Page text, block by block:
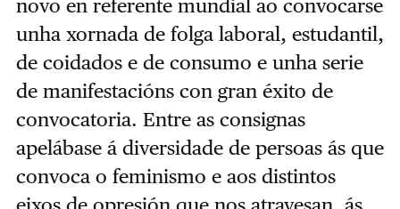
novo en referente mundial ao convocarse
unha xornada de folga laboral, estudantil,
de coidados e de consumo e unha serie
de manifestacións con gran éxito de
convocatoria. Entre as consignas
apelábase á diversidade de persoas ás que
convoca o feminismo e aos distintos